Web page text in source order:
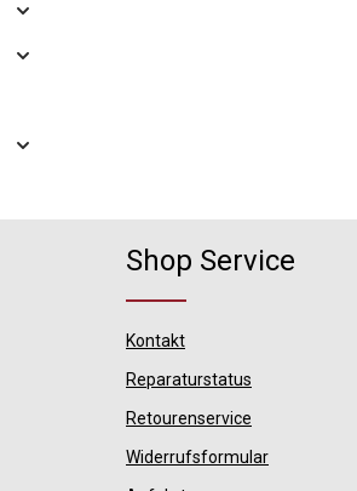
Shop Service
Kontakt
Reparaturstatus
Retourenservice
Widerrufsformular